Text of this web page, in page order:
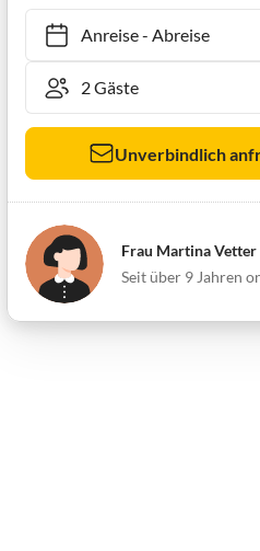
Anreise- Abreise
Unverbindlich
Frau Martina Vetter
Seit über 9 Jahren